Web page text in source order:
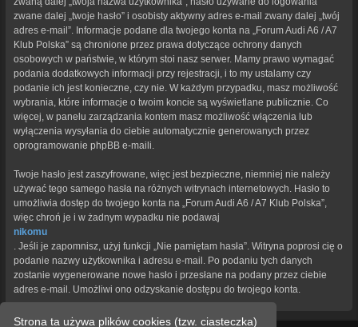
Strona ta używa plików cookies (tzw. ciasteczka)
zwane dalej „twoje hasło” i osobisty aktywny adres e-mail zwany dalej „twój
adres e-mail”. Informacje podane dla twojego konta na „Forum Audi A6 / A7
Klub Polska” są chronione przez prawa dotyczące ochrony danych
osobowych w państwie, w którym stoi nasz serwer. Mamy prawo wymagać
podania dodatkowych informacji przy rejestracji, i to my ustalamy czy
podanie ich jest konieczne, czy nie. W każdym przypadku, masz możliwość
wybrania, które informacje o twoim koncie są wyświetlane publicznie. Co
więcej, w panelu zarządzania kontem masz możliwość włączenia lub
wyłączenia wysyłania do ciebie automatycznie generowanych przez
oprogramowanie phpBB e-maili.
Twoje hasło jest zaszyfrowane, więc jest bezpieczne, niemniej nie należy
używać tego samego hasła na różnych witrynach internetowych. Hasło to
umożliwia dostęp do twojego konta na „Forum Audi A6 / A7 Klub Polska”,
więc chroń je i w żadnym wypadku nie podawaj
nikomu
. Jeśli je zapomnisz, użyj funkcji „Nie pamiętam hasła”. Witryna poprosi cię o
podanie nazwy użytkownika i adresu e-mail. Po podaniu tych danych
zostanie wygenerowane nowe hasło i przesłane na podany przez ciebie
adres e-mail. Umożliwi ono odzyskanie dostępu do twojego konta.